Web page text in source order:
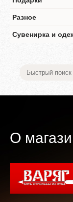
Разное
Сувенирка и
О